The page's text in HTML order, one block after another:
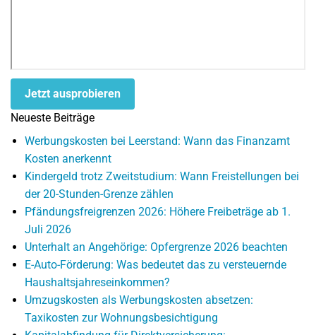
Jetzt ausprobieren
Neueste Beiträge
Werbungskosten bei Leerstand: Wann das Finanzamt
Kosten anerkennt
Kindergeld trotz Zweitstudium: Wann Freistellungen bei
der 20-Stunden-Grenze zählen
Pfändungsfreigrenzen 2026: Höhere Freibeträge ab 1.
Juli 2026
Unterhalt an Angehörige: Opfergrenze 2026 beachten
E-Auto-Förderung: Was bedeutet das zu versteuernde
Haushaltsjahreseinkommen?
Umzugskosten als Werbungskosten absetzen:
Taxikosten zur Wohnungsbesichtigung